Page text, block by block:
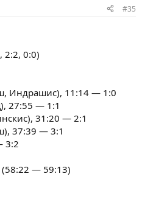
#35
2:2, 0:0)
Индрашис), 11:14 — 1:0
27:55 — 1:1
31:20 — 2:1
37:39 — 3:1
3:2
— 59:13)